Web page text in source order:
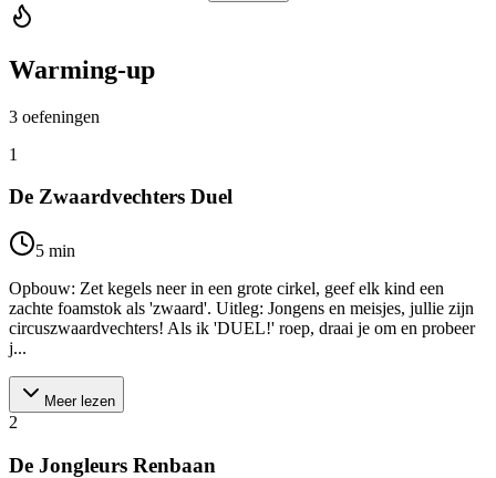
Warming-up
3 oefeningen
1
De Zwaardvechters Duel
5 min
Opbouw: Zet kegels neer in een grote cirkel, geef elk kind een
zachte foamstok als 'zwaard'. Uitleg: Jongens en meisjes, jullie zijn
circuszwaardvechters! Als ik 'DUEL!' roep, draai je om en probeer
j...
Meer lezen
2
De Jongleurs Renbaan